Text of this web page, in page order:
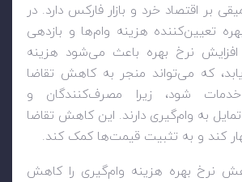
بر اقتصاد خرد و بازار فارکس دارد. در
تعیین‌کننده هزینه وام‌ها و بازدهی
نرخ بهره باعث می‌شود هزینه
که می‌تواند منجر به کاهش تقاضا
شود، زیرا مصرف‌کنندگان و
به وام‌گیری دارند. این کاهش تقاضا
کند و به تثبیت قیمت‌ها کمک کند.
نرخ بهره هزینه وام‌گیری را کاهش